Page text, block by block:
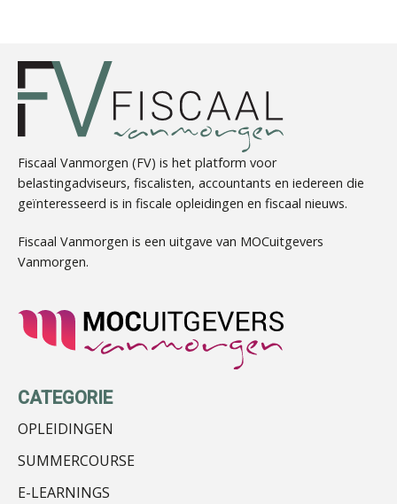
Denny Vermeer
mr. Xander Arends
Fiscaal Vanmorgen (FV) is het platform voor
belastingadviseurs, fiscalisten, accountants en iedereen die
geïnteresseerd is in fiscale opleidingen en fiscaal nieuws.
Fiscaal Vanmorgen is een uitgave van MOCuitgevers
Vanmorgen.
CATEGORIE
OPLEIDINGEN
SUMMERCOURSE
E-LEARNINGS